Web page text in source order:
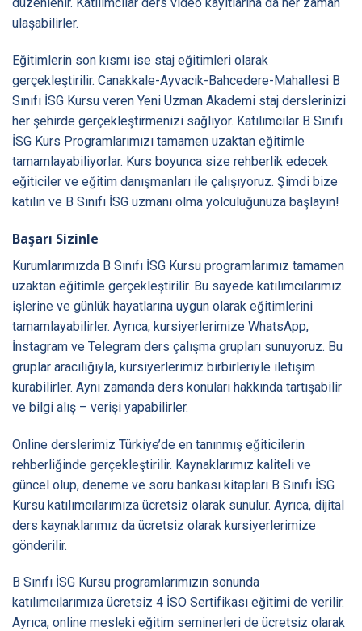
ulaşabilirler.
Eğitimlerin son kısmı ise staj eğitimleri olarak
gerçekleştirilir. Canakkale-Ayvacik-Bahcedere-Mahallesi B
Sınıfı İSG Kursu veren Yeni Uzman Akademi staj derslerinizi
her şehirde gerçekleştirmenizi sağlıyor. Katılımcılar B Sınıfı
İSG Kurs Programlarımızı tamamen uzaktan eğitimle
tamamlayabiliyorlar. Kurs boyunca size rehberlik edecek
eğiticiler ve eğitim danışmanları ile çalışıyoruz. Şimdi bize
katılın ve B Sınıfı İSG uzmanı olma yolculuğunuza başlayın!
Başarı Sizinle
Kurumlarımızda B Sınıfı İSG Kursu programlarımız tamamen
uzaktan eğitimle gerçekleştirilir. Bu sayede katılımcılarımız
işlerine ve günlük hayatlarına uygun olarak eğitimlerini
tamamlayabilirler. Ayrıca, kursiyerlerimize WhatsApp,
İnstagram ve Telegram ders çalışma grupları sunuyoruz. Bu
gruplar aracılığıyla, kursiyerlerimiz birbirleriyle iletişim
kurabilirler. Aynı zamanda ders konuları hakkında tartışabilir
ve bilgi alış – verişi yapabilirler.
Online derslerimiz Türkiye’de en tanınmış eğiticilerin
rehberliğinde gerçekleştirilir. Kaynaklarımız kaliteli ve
güncel olup, deneme ve soru bankası kitapları B Sınıfı İSG
Kursu katılımcılarımıza ücretsiz olarak sunulur. Ayrıca, dijital
ders kaynaklarımız da ücretsiz olarak kursiyerlerimize
gönderilir.
B Sınıfı İSG Kursu programlarımızın sonunda
katılımcılarımıza ücretsiz 4 İSO Sertifikası eğitimi de verilir.
Ayrıca, online mesleki eğitim seminerleri de ücretsiz olarak